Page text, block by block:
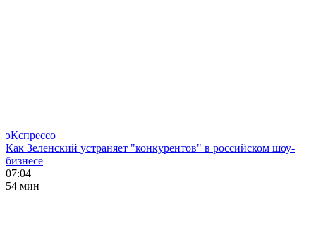
эКспрессо
Как Зеленский устраняет "конкурентов" в российском шоу-
бизнесе
07:04
54 мин